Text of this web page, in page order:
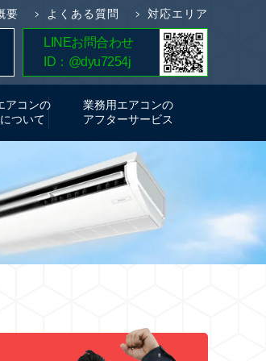
要 よくある質問 対応エリア
LINEお問合わせ
ID：@dyu7254j
アコンの
ついて
業務用エアコンの
アフターサービス